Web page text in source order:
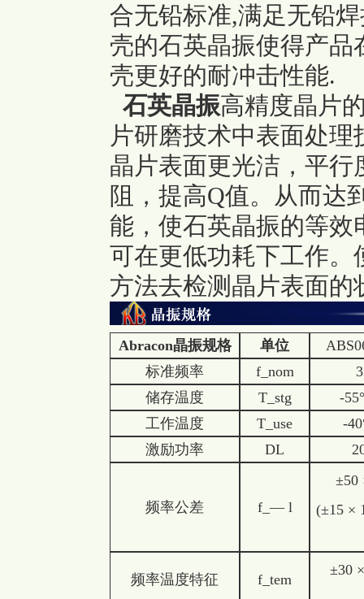
合无铅标准,满足无铅
壳的石英晶振使得产
壳更好的耐冲击性能.
石英晶振高精度晶片
片研磨技术中表面处
晶片表面更光洁，平
阻，提高Q值。从而达
能，使石英晶振的等
可在更低功耗下工作
方法去检测晶片表面的
Abracon晶振规格 单位
标准频率
f_nom
储存温度
T_stg
-
工作温度
T_use
-
激励功率
DL
频率公差 f_— l
±50
(±15 ×
频率温度特征 f_tem
±30